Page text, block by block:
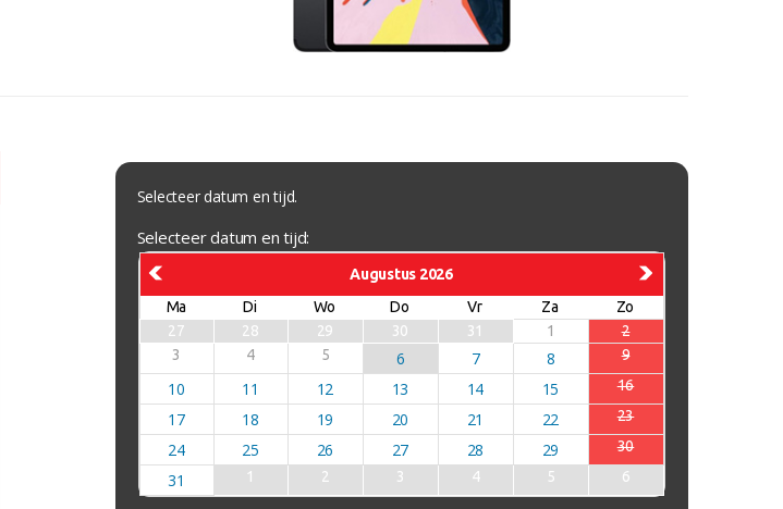
Selecteer datum en tijd.
Selecteer datum en tijd:
Augustus 2026
Ma
Di Wo Do Vr Za
Zo
27
28 29 30 31 1
2
3
4 5 6 7 8 9
10 11 12 13 14 15 16
17 18 19 20 21 22 23
24 25 26 27 28 29 30
31 1 2 3 4 5 6